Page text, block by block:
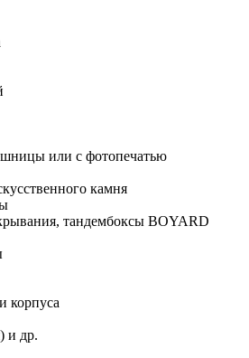
или с фотопечатью
камня
тандембоксы BOYARD
корпуса
и др.